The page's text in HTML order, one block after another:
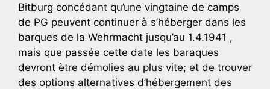
Bitburg concédant qu’une vingtaine de camps
de PG peuvent continuer à s’héberger dans les
barques de la Wehrmacht jusqu’au 1.4.1941 ,
mais que passée cette date les baraques
devront ètre démolies au plus vite; et de trouver
des options alternatives d’hébergement des